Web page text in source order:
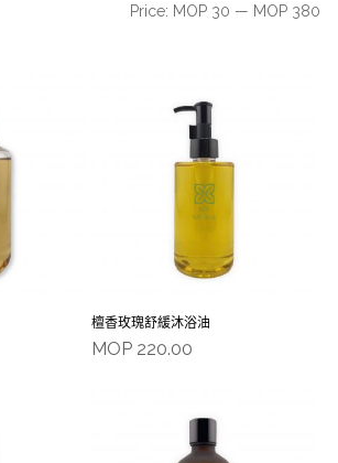
檀香玫瑰舒緩沐浴油
MOP 220.00
Price: MOP 30 — MOP 380